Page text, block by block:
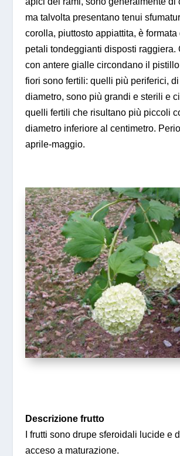
ma talvolta presentano tenui
corolla, piuttosto appiattita, è formata
petali tondeggianti disposti raggiera.
con antere gialle circondano il
fiori sono fertili: quelli più periferici,
diametro, sono più grandi e sterili e
quelli fertili che risultano più piccoli
diametro inferiore al centimetro.
aprile-maggio.
Descrizione frutto
I frutti sono drupe sferoidali lucide e
acceso a maturazione.